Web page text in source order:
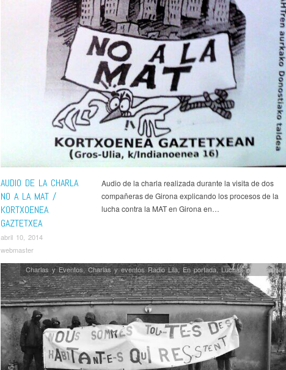
AUDIO DE LA CHARLA
NO A LA MAT /
KORTXOENEA
GAZTETXEA
abril 10, 2014
webmaster
Audio de la charla realizada durante la visita de dos
compañeras de Girona explicando los procesos de la
lucha contra la MAT en Girona en…
Charlas y Eventos,Charlas y eventos Radio Lila,En portada,Luchas por la tierra